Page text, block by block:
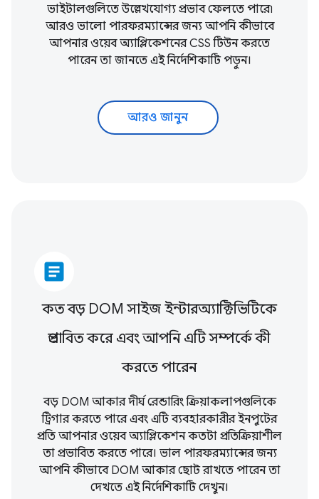
ভাইটালগুলিতেউল্লেখযোগ্য প্রভাব ফেলতে পারে৷
আরও ভালো পারফরম্যান্সের জন্য আপনি কীভাবে
আপনার ওয়েব অ্যাপ্লিকেশনের CSS টিউন করতে
পারেন তা জানতে এই নির্দেশিকাটি পড়ুন।
আরও জানুন
article
কত বড় DOM সাইজ ইন্টারঅ্যাক্টিভিটিকে
প্রভাবিত করে এবং আপনি এটি সম্পর্কে কী
করতে পারেন
বড় DOM আকার দীর্ঘ রেন্ডারিং ক্রিয়াকলাপগুলিকে
ট্রিগার করতে পারে এবং এটি ব্যবহারকারীর ইনপুটের
প্রতি আপনার ওয়েব অ্যাপ্লিকেশন কতটা প্রতিক্রিয়াশীল
তা প্রভাবিত করতে পারে। ভাল পারফরম্যান্সের জন্য
আপনি কীভাবে DOM আকার ছোট রাখতে পারেন তা
দেখতে এই নির্দেশিকাটি দেখুন।